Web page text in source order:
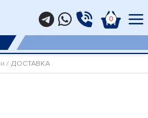
0
/ ДОСТАВКА